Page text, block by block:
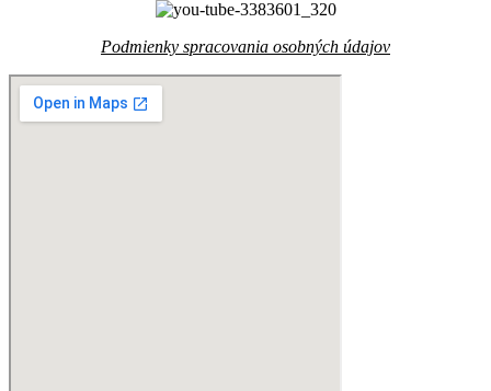
Podmienky spracovania osobných údajov